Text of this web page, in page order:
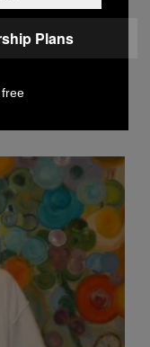
10,
Plans